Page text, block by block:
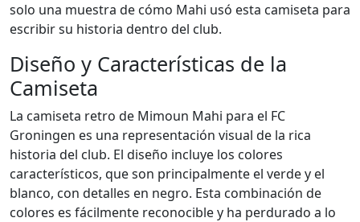
solo una muestra de cómo Mahi usó esta camiseta para
escribir su historia dentro del club.
Diseño y Características de la
Camiseta
La camiseta retro de Mimoun Mahi para el FC
Groningen es una representación visual de la rica
historia del club. El diseño incluye los colores
característicos, que son principalmente el verde y el
blanco, con detalles en negro. Esta combinación de
colores es fácilmente reconocible y ha perdurado a lo